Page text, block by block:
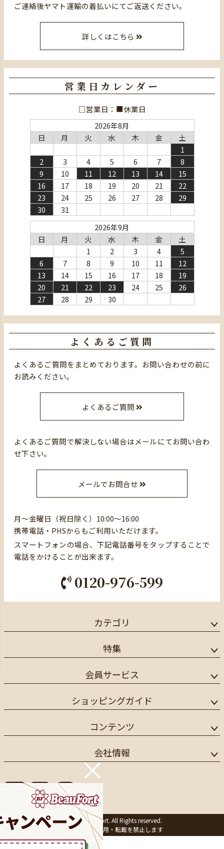
ご連絡後ヤマト運輸の着払いにてご返送ください。
詳しくはこちら
営業日カレンダー
□営業日：■休業日
2026年8月
日
月 火 水 木 金
土
1
2
3 4 5 6 7
8
9
10 11 12 13 14
15
16
17 18 19 20 21
22
23
24 25 26 27 28
29
30
31
2026年9月
日
月 火 水 木 金
土
1
2 3 4
5
6
7 8 9 10 11
12
13
14 15 16 17 18
19
20
21 22 23 24 25
26
27
28 29 30
よくあるご質問
よくあるご質問をまとめております。お問い合わせの前に
お読みください。
よくあるご質問
よくあるご質問で解決しない場合はメールにてお問い合わ
せ下さい。
メールでお問合せ
月～金曜日（祝日除く）10:00～16:00
携帯電話・PHSからもご利用いただけます。
スマートフォンの場合、下記電話番号をタップすることで
電話をかけることが出来ます。
0120-976-599
カテゴリ
特集
会員サービス
ショッピングガイド
コンテンツ
会社情報
©1997 BeauFort. All Rights reserved.
※画像の無断利用・転載を禁止します
×